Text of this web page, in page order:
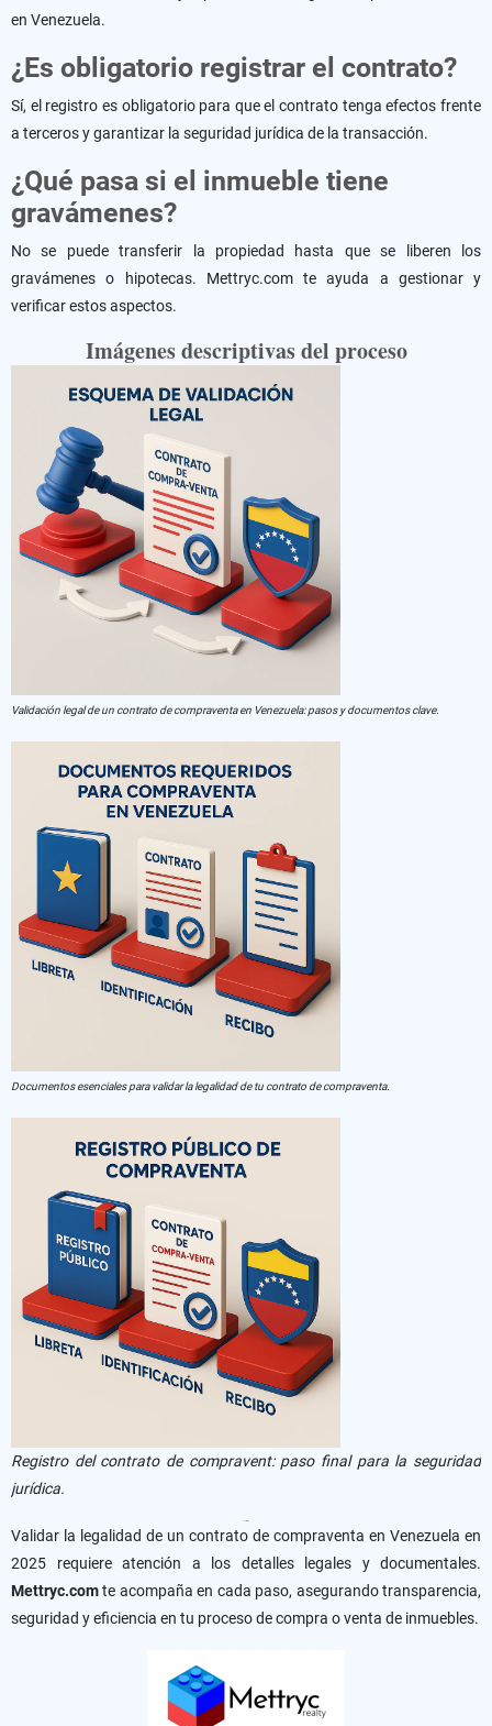
en Venezuela.
¿Es obligatorio registrar el contrato?
Sí, el registro es obligatorio para que el contrato tenga efectos frente
a terceros y garantizar la seguridad jurídica de la transacción.
¿Qué pasa si el inmueble tiene
gravámenes?
No se puede transferir la propiedad hasta que se liberen los
gravámenes o hipotecas. Mettryc.com te ayuda a gestionar y
verificar estos aspectos.
Imágenes descriptivas del proceso
Validación legal de un contrato de compraventa en Venezuela: pasos y documentos clave.
Documentos esenciales para validar la legalidad de tu contrato de compraventa.
Registro del contrato de compravent: paso final para la seguridad
jurídica.
Validar la legalidad de un contrato de compraventa en Venezuela en
2025 requiere atención a los detalles legales y documentales.
Mettryc.comte acompaña en cada paso, asegurando transparencia,
seguridad y eficiencia en tu proceso de compra o venta de inmuebles.